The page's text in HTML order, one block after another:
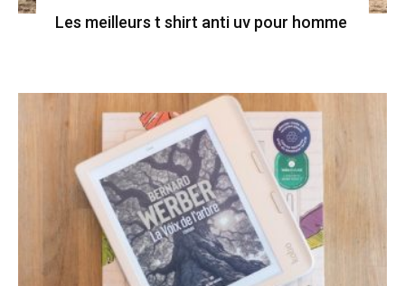
Les meilleurs t shirt anti uv pour homme